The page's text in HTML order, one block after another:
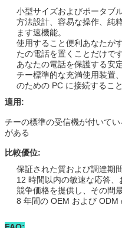
小型サイズおよびポータブル
方法設計、容易な操作、純
ます速機能。
使用すること便利あなたが
たの電話を置くことだけで
あなたの電話を保護する安
チー標準的な充満使用装置
のための PC に接続するこ
適用:
チーの標準の受信機が付いて
がある
比較優位:
保証された質および調達期間
12 時間以内の敏速な応答、
競争価格を提供し、その間
8 年間の OEM および ODM